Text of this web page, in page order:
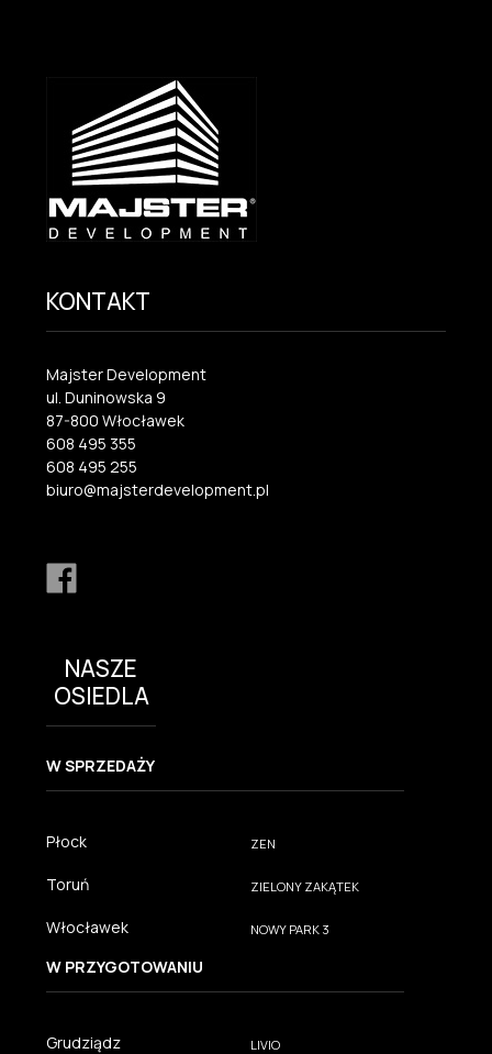
KONTAKT
Majster Development
ul. Duninowska 9
87-800 Włocławek
608 495 355
608 495 255
biuro@majsterdevelopment.pl
NASZE
OSIEDLA
W SPRZEDAŻY
Płock ZEN
Toruń ZIELONY ZAKĄTEK
Włocławek NOWY PARK 3
W PRZYGOTOWANIU
Grudziądz LIVIO